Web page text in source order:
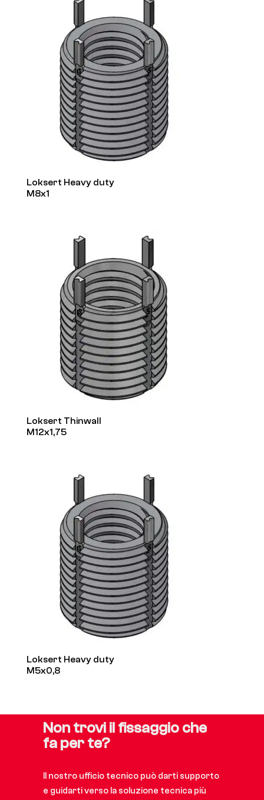
Loksert Heavy duty
M8x1
Loksert Thinwall
M12x1,75
Loksert Heavy duty
M5x0,8
Non trovi il fissaggio che
fa per te?
Il nostro ufficio tecnico può darti supporto
e guidarti verso la soluzione tecnica più